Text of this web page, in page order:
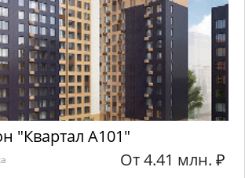
"Квартал А101"
От 4.41 млн. ₽